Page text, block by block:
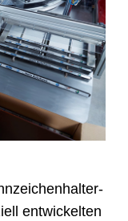
entwickelten